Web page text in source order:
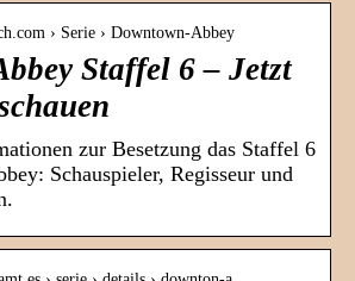
› Serie › Downtown-Abbey
Staffel 6 – Jetzt
zur Besetzung das Staffel 6
Schauspieler, Regisseur und